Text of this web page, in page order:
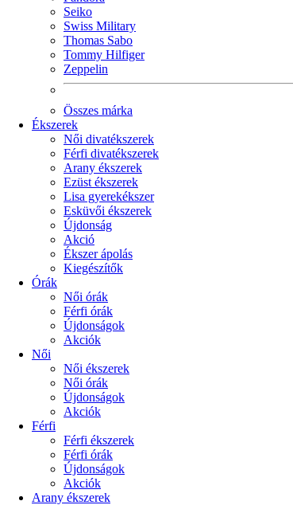
Seiko
Swiss Military
Thomas Sabo
Tommy Hilfiger
Zeppelin
Összes márka
Ékszerek
Női divatékszerek
Férfi divatékszerek
Arany ékszerek
Ezüst ékszerek
Lisa gyerekékszer
Esküvői ékszerek
Újdonság
Akció
Ékszer ápolás
Kiegészítők
Órák
Női órák
Férfi órák
Újdonságok
Akciók
Női
Női ékszerek
Női órák
Újdonságok
Akciók
Férfi
Férfi ékszerek
Férfi órák
Újdonságok
Akciók
Arany ékszerek